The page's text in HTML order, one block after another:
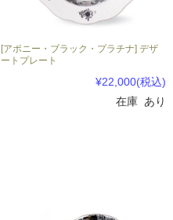
[アポニー・ブラック・プラチナ] デザ
ートプレート
¥22,000(税込)
在庫 あり